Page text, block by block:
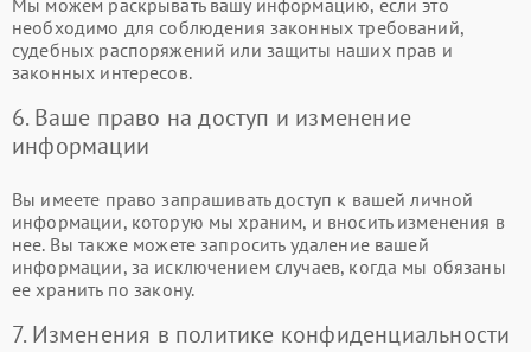
Мы можем раскрывать вашу информацию, если это
необходимо для соблюдения законных требований,
судебных распоряжений или защиты наших прав и
законных интересов.
6. Ваше право на доступ и изменение
информации
Вы имеете право запрашивать доступ к вашей личной
информации, которую мы храним, и вносить изменения в
нее. Вы также можете запросить удаление вашей
информации, за исключением случаев, когда мы обязаны
ее хранить по закону.
7. Изменения в политике конфиденциальности